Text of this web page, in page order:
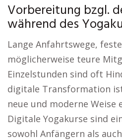
Vorbereitung bzgl.
während des
Lange Anfahrtswege,
möglicherweise teure
Einzelstunden sind oft
digitale Transformation
neue und moderne
Digitale Yogakurse sind
sowohl Anfängern als